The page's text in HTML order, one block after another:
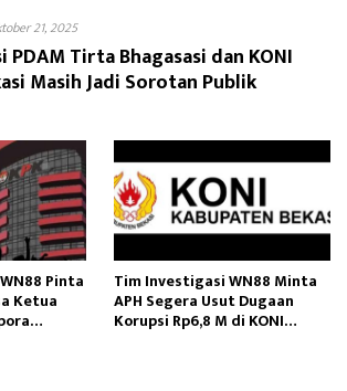
21, 2025
PDAM Tirta Bhagasasi dan KONI
Masih Jadi Sorotan Publik
Pinta
Ketua
Tim Investigasi WN88 Minta
APH Segera Usut Dugaan
Korupsi Rp6,8 M di KONI